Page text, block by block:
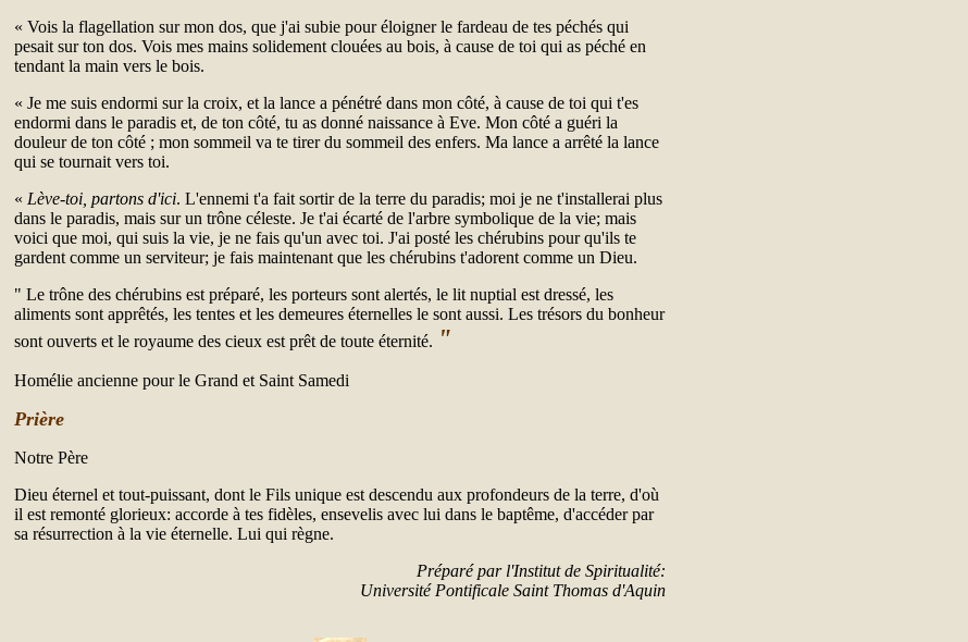
« Vois la flagellation sur mon dos, que j'ai subie pour éloigner le fardeau de tes péchés qui
pesait sur ton dos. Vois mes mains solidement clouées au bois, à cause de toi qui as péché en
tendant la main vers le bois.
« Je me suis endormi sur la croix, et la lance a pénétré dans mon côté, à cause de toi qui t'es
endormi dans le paradis et, de ton côté, tu as donné naissance à Eve. Mon côté a guéri la
douleur de ton côté ; mon sommeil va te tirer du sommeil des enfers. Ma lance a arrêté la lance
qui se tournait vers toi.
« Lève-toi, partons d'ici. L'ennemi t'a fait sortir de la terre du paradis; moi je ne t'installerai plus
dans le paradis, mais sur un trône céleste. Je t'ai écarté de l'arbre symbolique de la vie; mais
voici que moi, qui suis la vie, je ne fais qu'un avec toi. J'ai posté les chérubins pour qu'ils te
gardent comme un serviteur; je fais maintenant que les chérubins t'adorent comme un Dieu.
" Le trône des chérubins est préparé, les porteurs sont alertés, le lit nuptial est dressé, les
aliments sont apprêtés, les tentes et les demeures éternelles le sont aussi. Les trésors du bonheur
sont ouverts et le royaume des cieux est prêt de toute éternité. "
Homélie ancienne pour le Grand et Saint Samedi
Prière
Notre Père
Dieu éternel et tout-puissant, dont le Fils unique est descendu aux profondeurs de la terre, d'où
il est remonté glorieux: accorde à tes fidèles, ensevelis avec lui dans le baptême, d'accéder par
sa résurrection à la vie éternelle. Lui qui règne.
Préparé par l'Institut de Spiritualité:
Université Pontificale Saint Thomas d'Aquin